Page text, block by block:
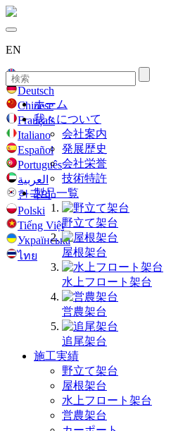
EN
English
Deutsch
Chinese
Français
Italiano
Español
Português
العربية
한국의
Polski
Tiếng Việt
Українська
ไทย
ホーム
我々について
会社案内
発展歴史
会社栄誉
技術特許
製品一覧
野立て架台
屋根架台
水上フロート架台
営農架台
追尾架台
施工実績
野立て架台
屋根架台
水上フロート架台
営農架台